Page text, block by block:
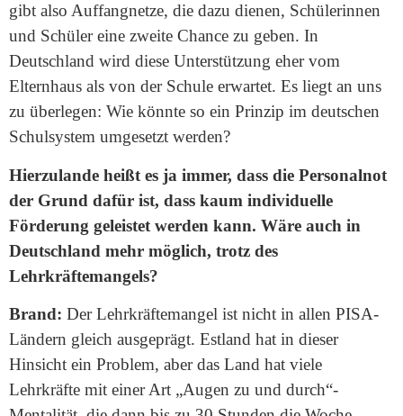
gibt also Auffangnetze, die dazu dienen, Schülerinnen
und Schüler eine zweite Chance zu geben. In
Deutschland wird diese Unterstützung eher vom
Elternhaus als von der Schule erwartet. Es liegt an uns
zu überlegen: Wie könnte so ein Prinzip im deutschen
Schulsystem umgesetzt werden?
Hierzulande heißt es ja immer, dass die Personalnot
der Grund dafür ist, dass kaum individuelle
Förderung geleistet werden kann. Wäre auch in
Deutschland mehr möglich, trotz des
Lehrkräftemangels?
Brand: Der Lehrkräftemangel ist nicht in allen PISA-
Ländern gleich ausgeprägt. Estland hat in dieser
Hinsicht ein Problem, aber das Land hat viele
Lehrkräfte mit einer Art „Augen zu und durch“-